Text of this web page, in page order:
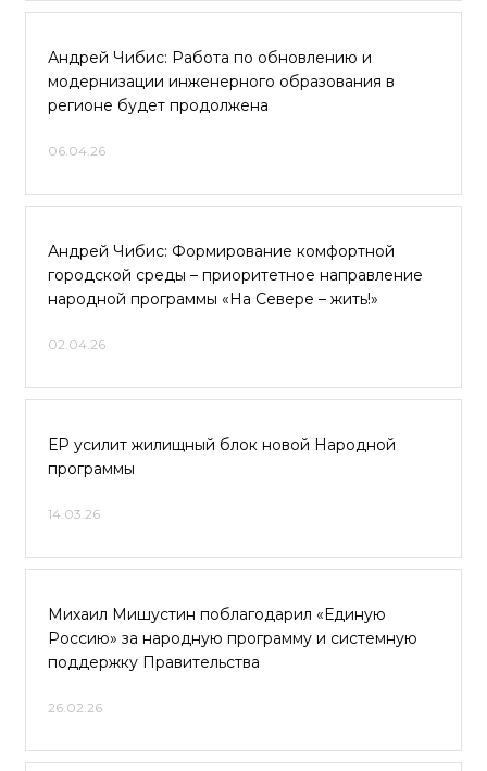
Андрей Чибис: Работа по обновлению и
модернизации инженерного образования в
регионе будет продолжена
06.04.26
Андрей Чибис: Формирование комфортной
городской среды – приоритетное направление
народной программы «На Севере – жить!»
02.04.26
ЕР усилит жилищный блок новой Народной
программы
14.03.26
Михаил Мишустин поблагодарил «Единую
Россию» за народную программу и системную
поддержку Правительства
26.02.26